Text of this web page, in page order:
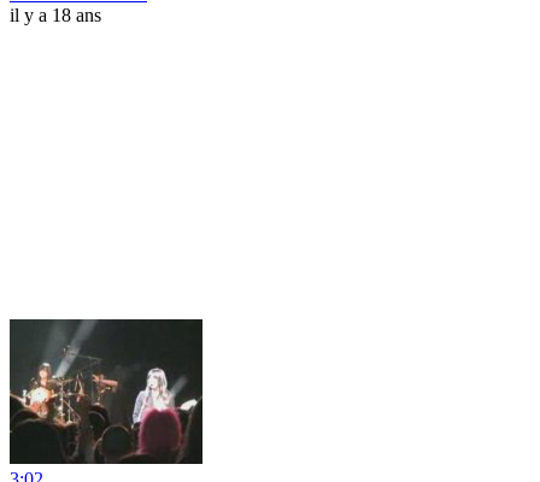
il y a 18 ans